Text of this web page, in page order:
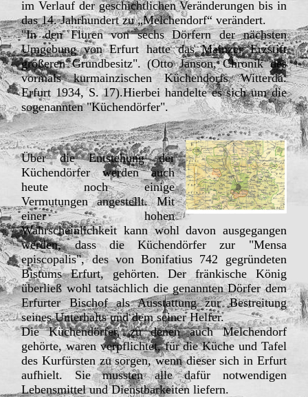
im Verlauf der geschichtlichen Veränderungen bis in
das 14. Jahrhundert zu „Melchendorf“ verändert.
"In den Fluren von sechs Dörfern der nächsten
Umgebung von Erfurt hatte das Mainzer Erzstift
größeren Grundbesitz". (Otto Janson, Chronik des
vormals kurmainzischen Küchendorfs Witterda.
Erfurt 1934, S. 17).Hierbei handelte es sich um die
sogenannten "Küchendörfer".
Über die Entstehung der
Küchendörfer werden auch
heute noch einige
Vermutungen angestellt. Mit
einer hohen
Wahrscheinlichkeit kann wohl davon ausgegangen
werden, dass die Küchendörfer zur "Mensa
episcopalis", des von Bonifatius 742 gegründeten
Bistums Erfurt, gehörten. Der fränkische König
überließ wohl tatsächlich die genannten Dörfer dem
Erfurter Bischof als Ausstattung zur Bestreitung
seines Unterhalts und dem seiner Helfer.
Die Küchendörfer, zu denen auch Melchendorf
gehörte, waren verpflichtet, für die Küche und Tafel
des Kurfürsten zu sorgen, wenn dieser sich in Erfurt
aufhielt. Sie mussten alle dafür notwendigen
Lebensmittel und Dienstbarkeiten liefern.